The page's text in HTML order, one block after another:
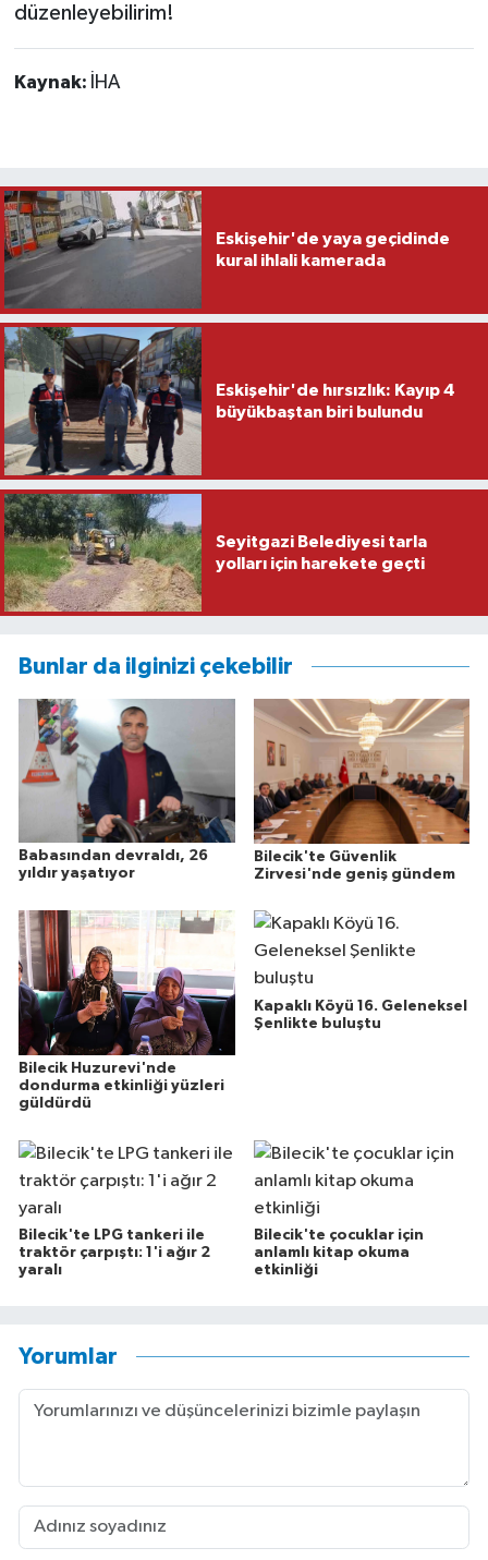
düzenleyebilirim!
Kaynak: İHA
Eskişehir'de yaya geçidinde
kural ihlali kamerada
Eskişehir'de hırsızlık: Kayıp 4
büyükbaştan biri bulundu
Seyitgazi Belediyesi tarla
yolları için harekete geçti
Bunlar da ilginizi çekebilir
Babasından devraldı, 26
yıldır yaşatıyor
Bilecik'te Güvenlik
Zirvesi'nde geniş gündem
Bilecik Huzurevi'nde
dondurma etkinliği yüzleri
güldürdü
Kapaklı Köyü 16. Geleneksel
Şenlikte buluştu
Bilecik'te LPG tankeri ile
traktör çarpıştı: 1'i ağır 2
yaralı
Bilecik'te çocuklar için
anlamlı kitap okuma
etkinliği
Yorumlar